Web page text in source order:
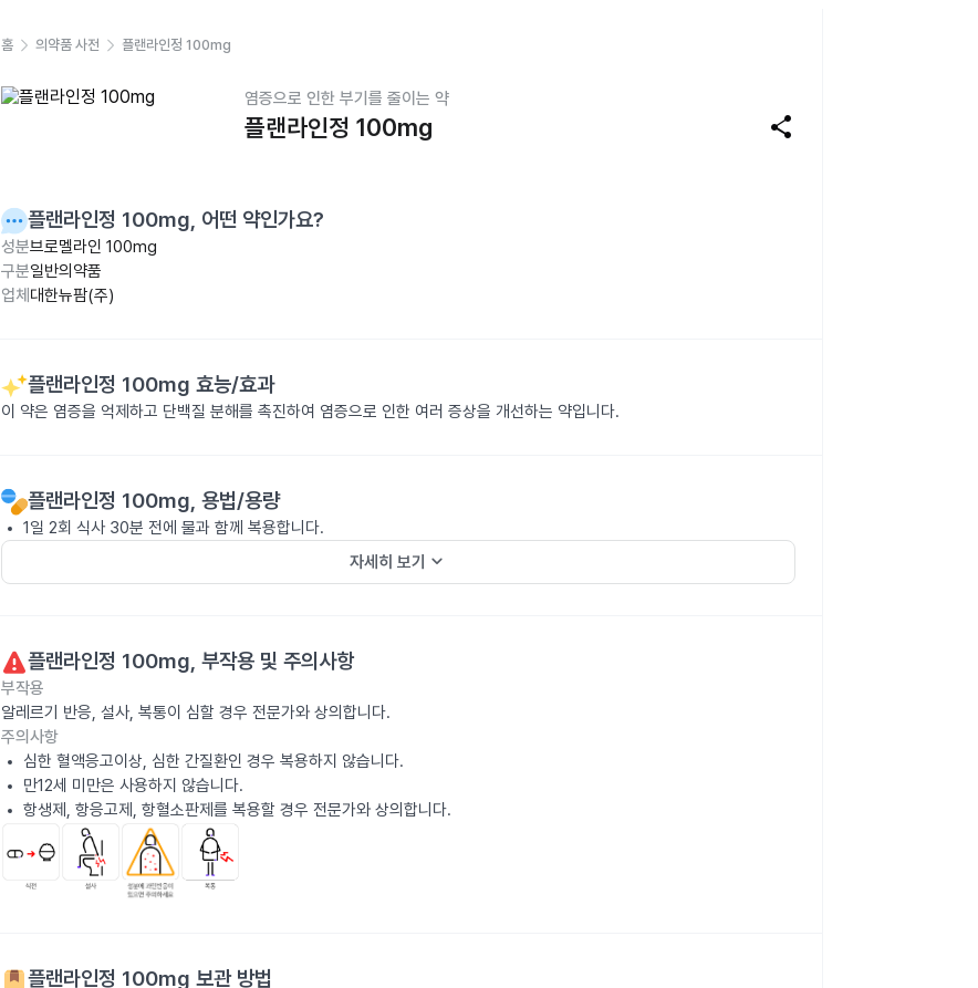
홈 의약품 사전 플랜라인정 100mg
염증으로 인한 부기를 줄이는 약
플랜라인정 100mg share
플랜라인정 100mg, 어떤 약인가요?
성분브로멜라인 100mg
구분일반의약품
업체 대한뉴팜(주)
플랜라인정 100mg 효능/효과
이 약은 염증을 억제하고 단백질 분해를 촉진하여 염증으로 인한 여러 증상을 개선하는 약입니다.
플랜라인정 100mg, 용법/용량
1일 2회 식사 30분 전에 물과 함께 복용합니다.
자세히 보기 keyboard_arrow_down
플랜라인정 100mg, 부작용 및 주의사항
부작용
알레르기 반응, 설사, 복통이 심할 경우 전문가와 상의합니다.
주의사항
심한 혈액응고이상, 심한 간질환인 경우 복용하지 않습니다.
만12세 미만은 사용하지 않습니다.
항생제, 항응고제, 항혈소판제를 복용할 경우 전문가와 상의합니다.
플랜라인정 100mg 보관 방법